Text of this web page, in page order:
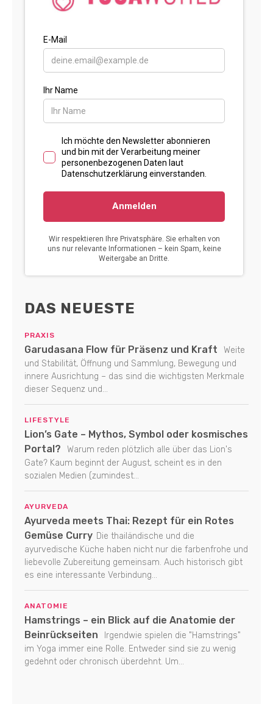
DAS NEUESTE
PRAXIS
Garudasana Flow für Präsenz und Kraft
Weite
und Stabilität, Öffnung und Sammlung, Bewegung und
innere Ausrichtung – das sind die wichtigsten Merkmale
dieser Sequenz und...
LIFESTYLE
Lion’s Gate – Mythos, Symbol oder kosmisches
Portal?
Warum reden plötzlich alle über das Lion's
Gate? Kaum beginnt der August, scheint es in den
sozialen Medien (zumindest...
AYURVEDA
Ayurveda meets Thai: Rezept für ein Rotes
Gemüse Curry Die thailändische und die
ayurvedische Küche haben nicht nur die farbenfrohe und
liebevolle Zubereitung gemeinsam. Auch historisch gibt
es eine interessante Verbindung...
ANATOMIE
Hamstrings – ein Blick auf die Anatomie der
Beinrückseiten
Irgendwie spielen die "Hamstrings"
im Yoga immer eine Rolle. Entweder sind sie zu wenig
gedehnt oder chronisch überdehnt. Um...